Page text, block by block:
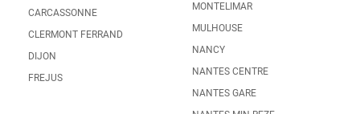
CARCASSONNE
CLERMONT FERRAND
DIJON
FREJUS
MONTELIMAR
MULHOUSE
NANCY
NANTES CENTRE
NANTES GARE